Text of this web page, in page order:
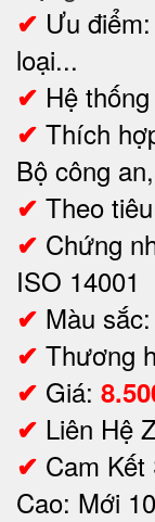
✔ Ưu
loại...
✔ Hệ
✔ Thích
Bộ công
✔ Theo
✔ Chứng
ISO 14001
✔ Màu
✔ Thương
✔ Giá:
✔ Liên Hệ
✔ Cam
Cao: Mới